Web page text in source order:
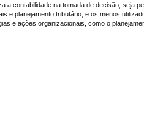
a contabilidade na tomada de decisão, seja
e planejamento tributário, e os menos
e ações organizacionais, como o